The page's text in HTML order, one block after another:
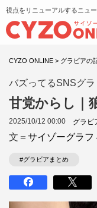
視点をリニューアルするニュ
CYZO ONLINE > グラビアの
バズってるSNSグラ
甘党からし｜
2025/10/12 00:00 グラビ
文＝ サイゾーグラフ
#グラビアまとめ